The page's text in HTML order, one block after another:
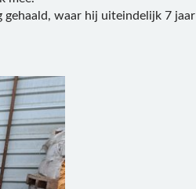
gehaald, waar hij uiteindelijk 7 jaar